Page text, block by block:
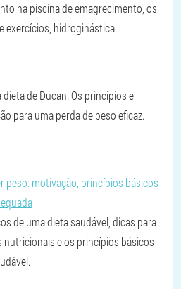
na piscina de emagrecimento, os
exercícios, hidroginástica.
de Ducan. Os princípios e
para uma perda de peso eficaz.
peso: motivação, princípios básicos
de uma dieta saudável, dicas para
nutricionais e os princípios básicos